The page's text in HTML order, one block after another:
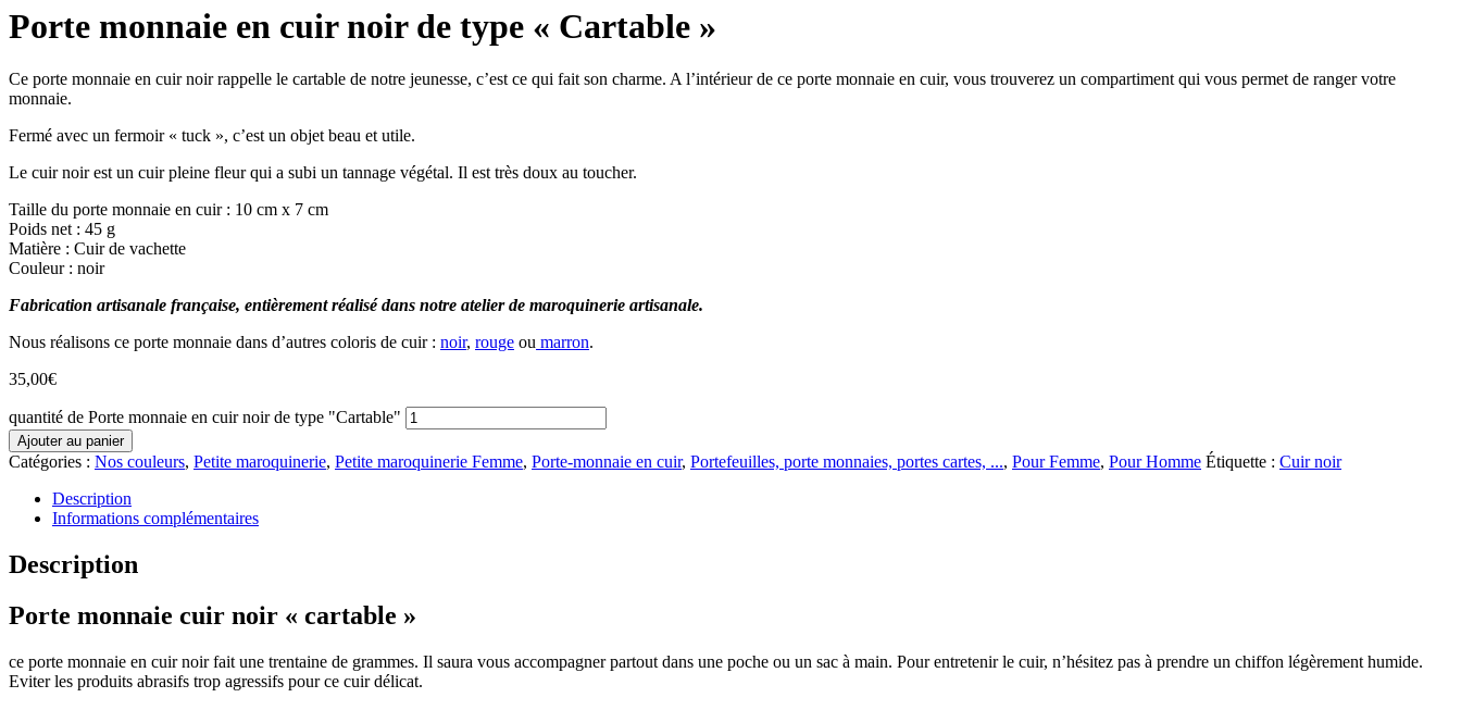
Porte monnaie en cuir noir de type « Cartable »
Ce porte monnaie en cuir noir rappelle le cartable de notre jeunesse, c’est ce qui fait son charme. A l’intérieur de ce porte monnaie en cuir, vous trouverez un compartiment qui vous permet de ranger votre
monnaie.
Fermé avec un fermoir « tuck », c’est un objet beau et utile.
Le cuir noir est un cuir pleine fleur qui a subi un tannage végétal. Il est très doux au toucher.
Taille du porte monnaie en cuir : 10 cm x 7 cm
Poids net : 45 g
Matière : Cuir de vachette
Couleur : noir
Fabrication artisanale française, entièrement réalisé dans notre atelier de maroquinerie artisanale.
Nous réalisons ce porte monnaie dans d’autres coloris de cuir : noir, rouge ou marron.
35,00€
quantité de Porte monnaie en cuir noir de type "Cartable"
Ajouter au panier
Catégories : Nos couleurs, Petite maroquinerie, Petite maroquinerie Femme, Porte-monnaie en cuir, Portefeuilles, porte monnaies, portes cartes, ..., Pour Femme, Pour Homme Étiquette : Cuir noir
Description
Informations complémentaires
Description
Porte monnaie cuir noir « cartable »
ce porte monnaie en cuir noir fait une trentaine de grammes. Il saura vous accompagner partout dans une poche ou un sac à main. Pour entretenir le cuir, n’hésitez pas à prendre un chiffon légèrement humide.
Eviter les produits abrasifs trop agressifs pour ce cuir délicat.